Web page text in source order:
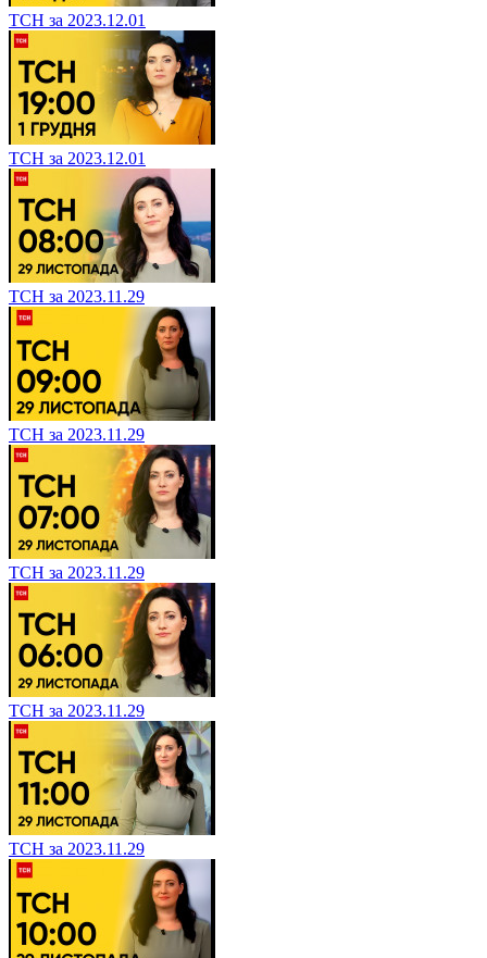
ТСН за 2023.12.01
ТСН за 2023.12.01
ТСН за 2023.11.29
ТСН за 2023.11.29
ТСН за 2023.11.29
ТСН за 2023.11.29
ТСН за 2023.11.29